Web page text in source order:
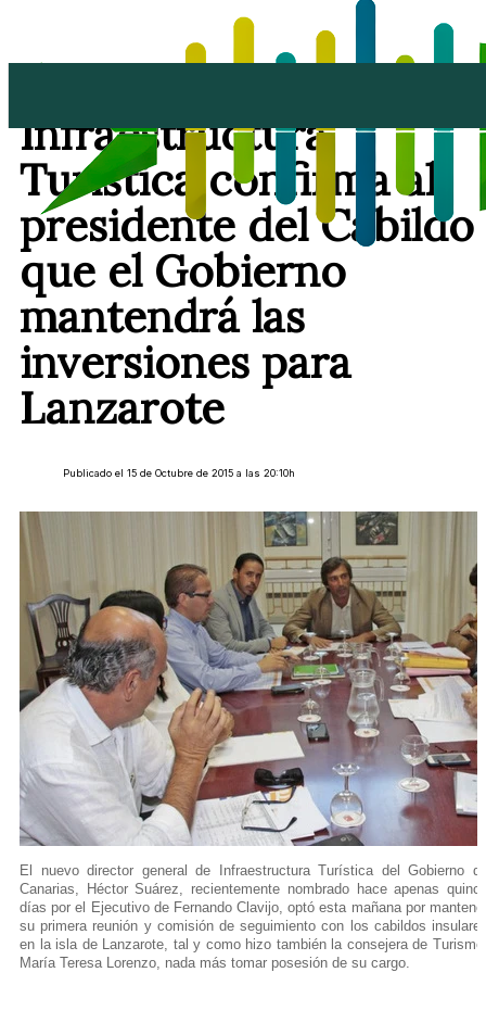
Infraestructura
Turística confirma al
presidente del Cabildo
que el Gobierno
mantendrá las
inversiones para
Lanzarote
Publicado el 15 de Octubre de 2015 a las 20:10h
El nuevo director general de Infraestructura Turística del Gobierno
Canarias, Héctor Suárez, recientemente nombrado hace apenas
días por el Ejecutivo de Fernando Clavijo, optó esta mañana por
su primera reunión y comisión de seguimiento con los cabildos
en la isla de Lanzarote, tal y como hizo también la consejera de
María Teresa Lorenzo, nada más tomar posesión de su cargo.